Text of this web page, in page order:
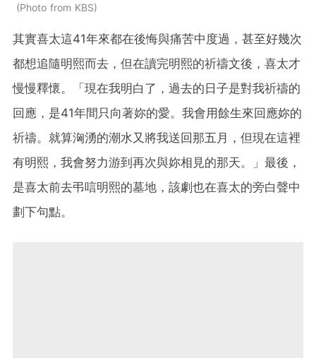
Photo from KBS
其實喜太這41年來都在後悔與痛苦中度過，甚至好幾次
都想追隨明熙而去，但在讀完明熙的祈禱文後，喜太才
慢慢釋懷。「現在我明白了，過去的日子是對我祈禱的
回應，是41年間只向著妳的愛。我會用餘生來回應妳的
祈禱。就算洶湧的潮水又將我送回那五月，但現在這裡
有明熙，我會努力游到再次與妳相見的那天。」最後，
是喜太前去弔唁明熙的墓地，該劇也在喜太的旁白聲中
劃下句點。